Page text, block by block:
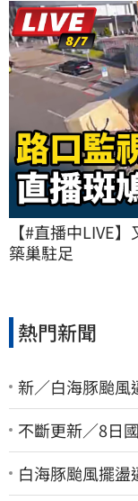
【#直播中LIVE
築巢駐足
熱門新聞
新／白海豚颱風
不斷更新／8日
白海豚颱風擺